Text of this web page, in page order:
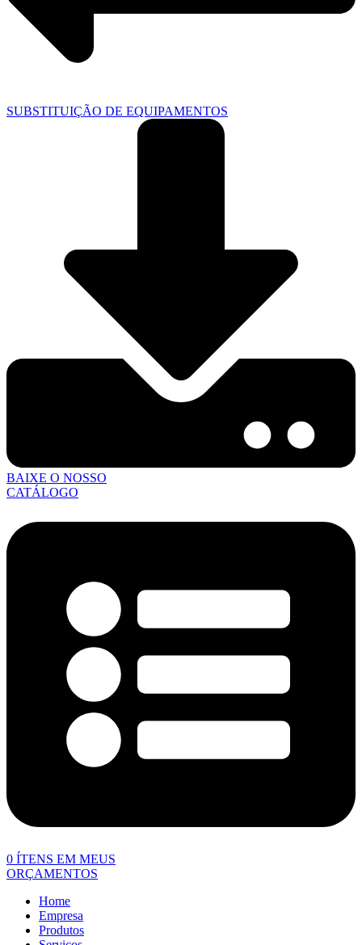
SUBSTITUIÇÃO DE EQUIPAMENTOS
BAIXE O NOSSO
CATÁLOGO
0 ÍTENS EM MEUS
ORÇAMENTOS
Home
Empresa
Produtos